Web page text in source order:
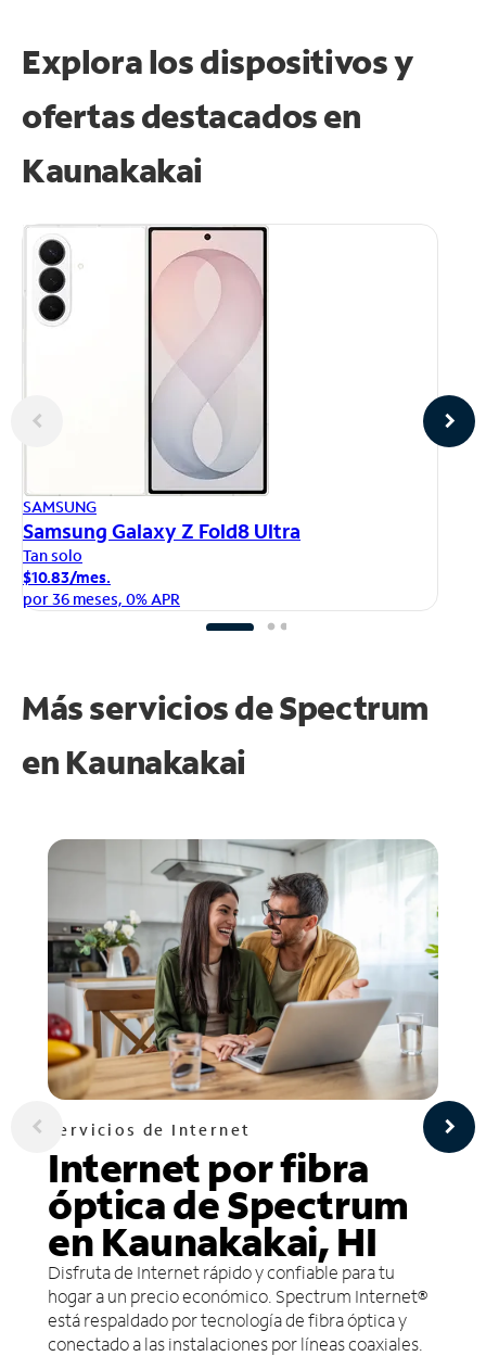
Explora los dispositivos y
ofertas destacados en
Kaunakakai
SAMSUNG
Samsung Galaxy Z Fold8 Ultra
Tan solo
$10.83/mes.
por 36 meses, 0% APR
Más servicios de Spectrum
en Kaunakakai
Servicios de Internet
Internet por fibra
óptica de Spectrum
en Kaunakakai, HI
Disfruta de Internet rápido y confiable para tu
hogar a un precio económico. Spectrum Internet®
está respaldado por tecnología de fibra óptica y
conectado a las instalaciones por líneas coaxiales.